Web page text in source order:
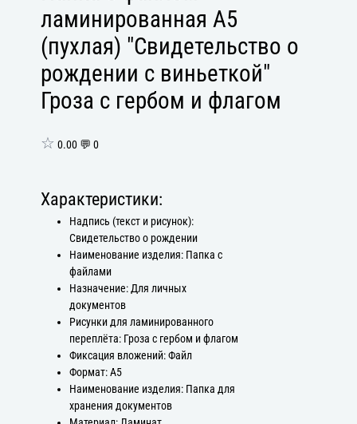
ламинированная А5
(пухлая) "Свидетельство о
рождении с виньеткой"
Гроза с гербом и флагом
☆ 0.00 💬 0
Характеристики:
Надпись (текст и рисунок):
Свидетельство о рождении
Наименование изделия: Папка с
файлами
Назначение: Для личных
документов
Рисунки для ламинированного
переплёта: Гроза с гербом и флагом
Фиксация вложений: Файл
Формат: А5
Наименование изделия: Папка для
хранения документов